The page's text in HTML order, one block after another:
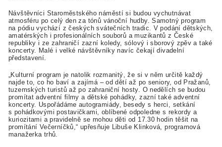
Návštěvníci Staroměstského náměstí si budou vychutnávat
atmosféru po celý den za tónů vánoční hudby. Samotný program
na pódiu vychází z českých svátečních tradic. V podání dětských,
amatérských i profesionálních souborů a muzikantů z České
republiky i ze zahraničí zazní koledy, sólový i sborový zpěv a také
koncerty. Malé i velké návštěvníky navíc čekají divadelní
představení.
„Kulturní program je natolik rozmanitý, že si v něm určitě každý
najde to, co ho baví a zajímá – od dětí až po seniory, od Pražanů,
tuzemských turistů až po zahraniční hosty. O nedělích se budou
promítat adventní filmy a dětské pohádky, zazní také adventní
koncerty. Uspořádáme autogramiády, besedy s herci, setkání
s pohádkovými postavičkami, oblíbené odpoledne s rekordy a
kuriozitami a pravidelně se mohou děti od 17.30 hodin těšit na
promítání Večerníčků,“ upřesňuje Libuše Klinková, programová
manažerka trhů.